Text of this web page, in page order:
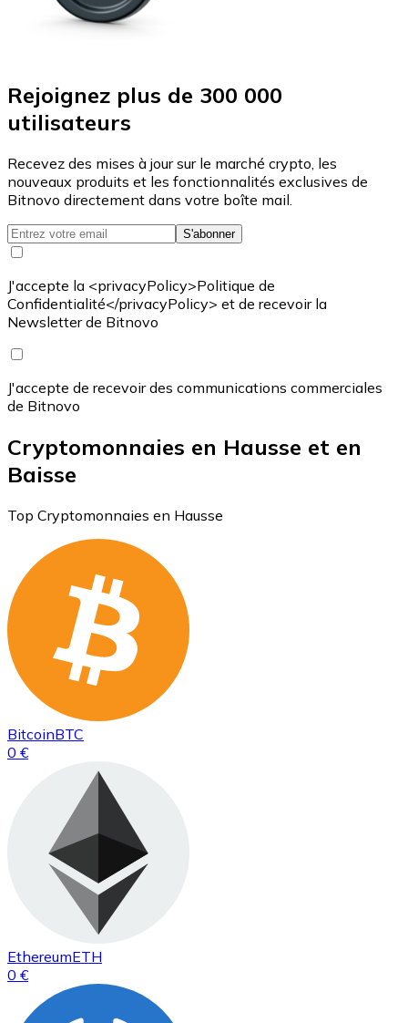
Rejoignez plus de 300 000
utilisateurs
Recevez des mises à jour sur le marché crypto, les
nouveaux produits et les fonctionnalités exclusives de
Bitnovo directement dans votre boîte mail.
S'abonner
J'accepte la <privacyPolicy>Politique de
Confidentialité</privacyPolicy> et de recevoir la
Newsletter de Bitnovo
J'accepte de recevoir des communications commerciales
de Bitnovo
Cryptomonnaies en Hausse et en
Baisse
Top Cryptomonnaies en Hausse
BitcoinBTC
0 €
EthereumETH
0 €